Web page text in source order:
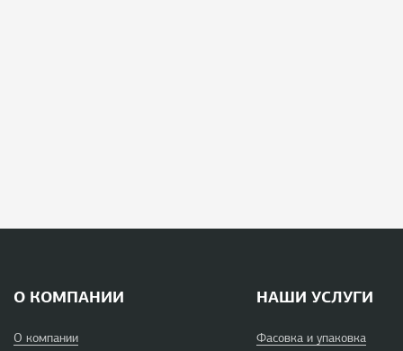
О КОМПАНИИ
О компании
НАШИ УСЛУГИ
Фасовка и упаковка